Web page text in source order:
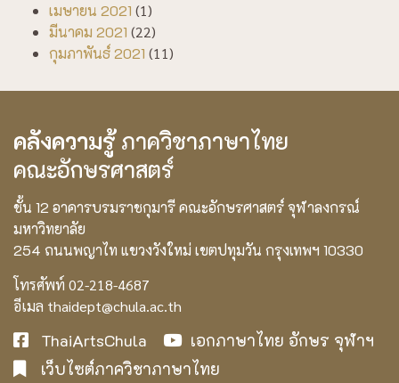
เมษายน 2021 (1)
มีนาคม 2021 (22)
กุมภาพันธ์ 2021 (11)
คลังความรู้ภาควิชาภาษาไทย
คณะอักษรศาสตร์
ชั้น 12 อาคารบรมราชกุมารี คณะอักษรศาสตร์ จุฬาลงกรณ์
มหาวิทยาลัย
254 ถนนพญาไท แขวงวังใหม่ เขตปทุมวัน กรุงเทพฯ 10330
โทรศัพท์ 02-218-4687
อีเมล thaidept@chula.ac.th
ThaiArtsChula
เอกภาษาไทย อักษร จุฬาฯ
เว็บไซต์ภาควิชาภาษาไทย